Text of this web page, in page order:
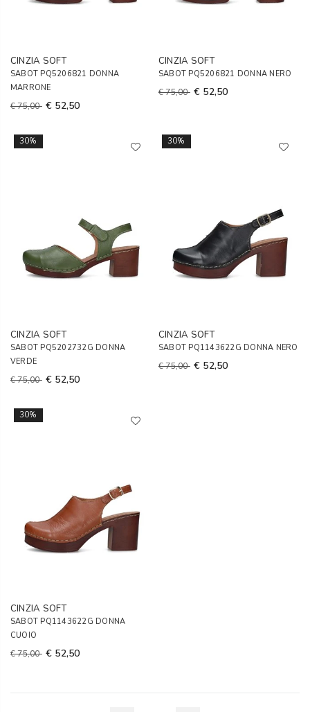
CINZIA SOFT
SABOT PQ5206821 DONNA
MARRONE
€ 75,00 € 52,50
CINZIA SOFT
SABOT PQ5206821 DONNA NERO
€ 75,00 € 52,50
30%
CINZIA SOFT
SABOT PQ5202732G DONNA
VERDE
€ 75,00 € 52,50
30%
CINZIA SOFT
SABOT PQ1143622G DONNA NERO
€ 75,00 € 52,50
30%
CINZIA SOFT
SABOT PQ1143622G DONNA
CUOIO
€ 75,00 € 52,50